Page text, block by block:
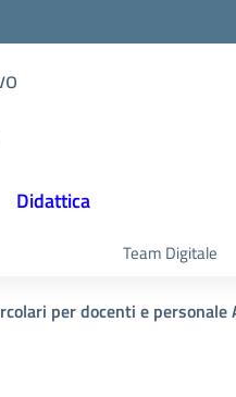
Didattica
Team Digitale
per docenti e personale